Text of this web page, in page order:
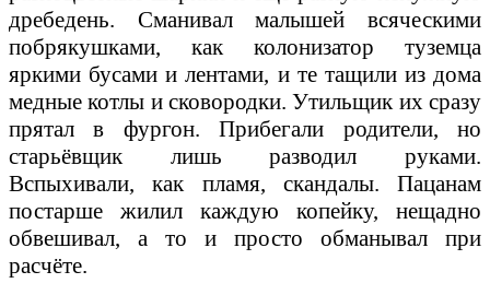
дребедень. Сманивал малышей всяческими
побрякушками, как колонизатор туземца
яркими бусами и лентами, и те тащили из дома
медные котлы и сковородки. Утильщик их сразу
прятал в фургон. Прибегали родители, но
старьёвщик лишь разводил руками.
Вспыхивали, как пламя, скандалы. Пацанам
постарше жилил каждую копейку, нещадно
обвешивал, а то и просто обманывал при
расчёте.